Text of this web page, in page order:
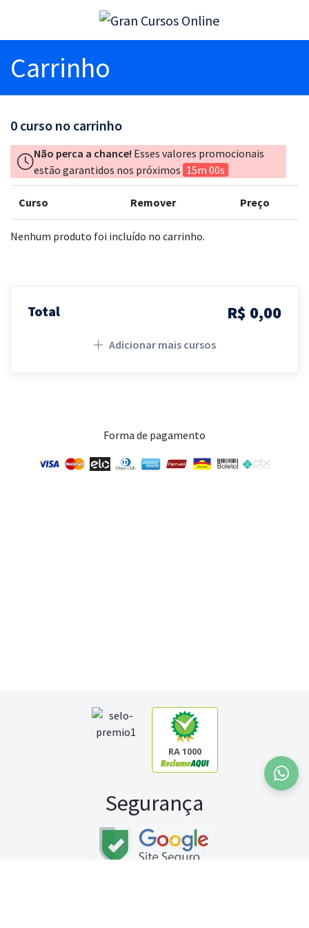
Carrinho
0 curso no carrinho
Não perca a chance! Esses valores promocionais
estão garantidos nos próximos 15m 00s
Curso Remover Preço
Nenhum produto foi incluído no carrinho.
Total R$ 0,00
Adicionar mais cursos
Forma de pagamento
RA 1000
Segurança